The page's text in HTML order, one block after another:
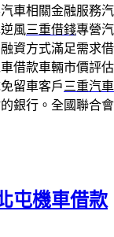
車相關金融服務
風三重借錢專營
資方式滿足需求
借款車輛市價評
留車客戶三重汽
銀行。全國聯合
屯機車借款